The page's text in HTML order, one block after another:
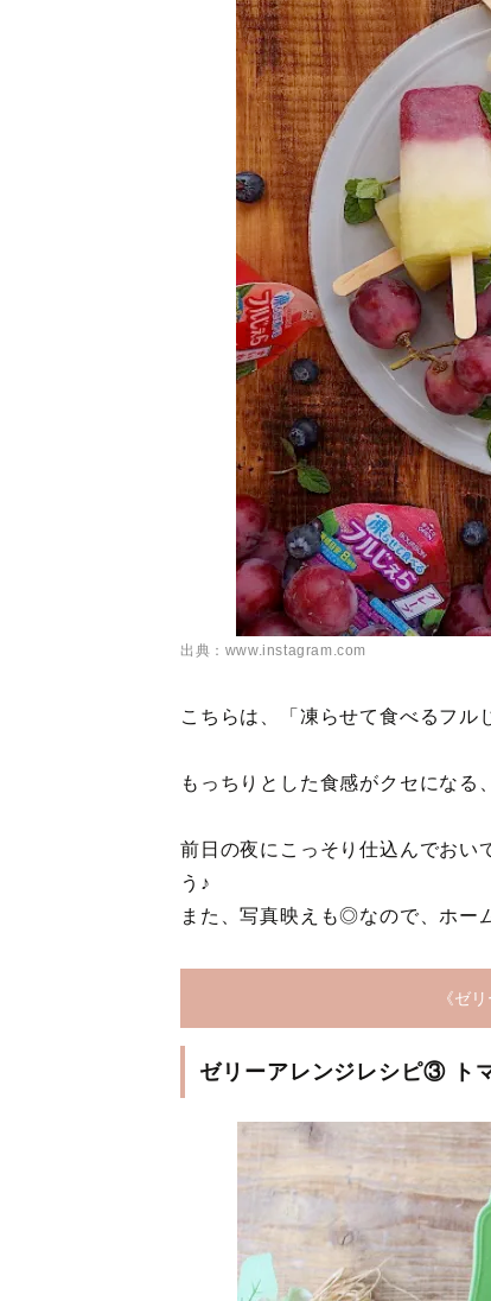
出典：www.instagram.com
こちらは、「凍らせて食べるフル
もっちりとした食感がクセになる
前日の夜にこっそり仕込んでおい
う♪
また、写真映えも◎なので、ホー
《ゼ
ゼリーアレンジレシピ③ ト